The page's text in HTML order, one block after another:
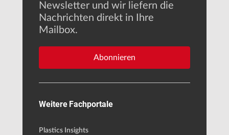
Newsletter und wir liefern die
Nachrichten direkt in Ihre
Mailbox.
Abonnieren
Weitere Fachportale
Plastics Insights